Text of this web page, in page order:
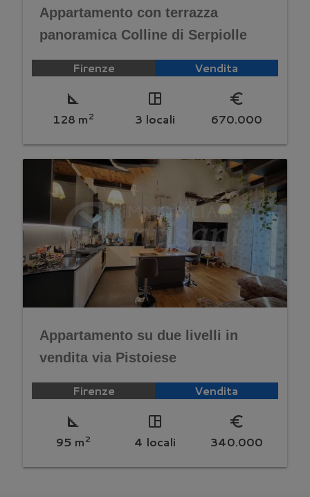
Appartamento con terrazza
panoramica Colline di Serpiolle
Firenze Vendita
square_foot
128 m2
space_dashboard
3 locali
euro_symbol
670.000
Appartamento su due livelli in
vendita via Pistoiese
Firenze Vendita
square_foot
95 m2
space_dashboard
4 locali
euro_symbol
340.000